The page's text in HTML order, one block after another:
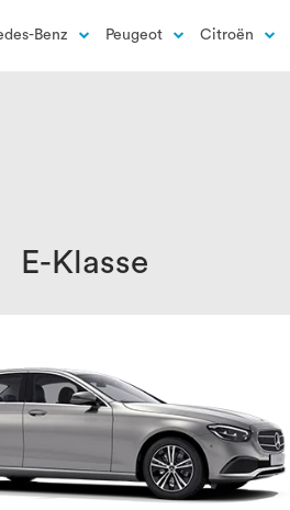
Benz Peugeot Citroën
E-Klasse